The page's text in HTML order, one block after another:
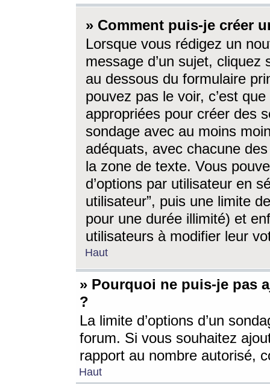
» Comment puis-je créer
Lorsque vous rédigez un
message d’un sujet, cliquez
au dessous du formulaire
pouvez pas le voir, c’est
appropriées pour créer des
sondage avec au moins
adéquats, avec chacune
la zone de texte. Vous
d’options par utilisateur en
utilisateur”, puis une limite
pour une durée illimité) et
utilisateurs à modifier leur
Haut
» Pourquoi ne puis-je pas
?
La limite d’options d’un
forum. Si vous souhaitez
rapport au nombre autorisé,
Haut